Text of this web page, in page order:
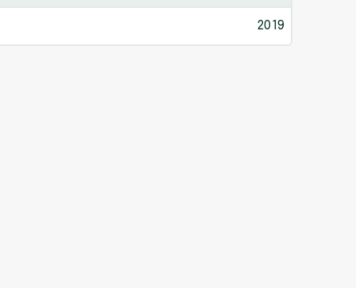
2019